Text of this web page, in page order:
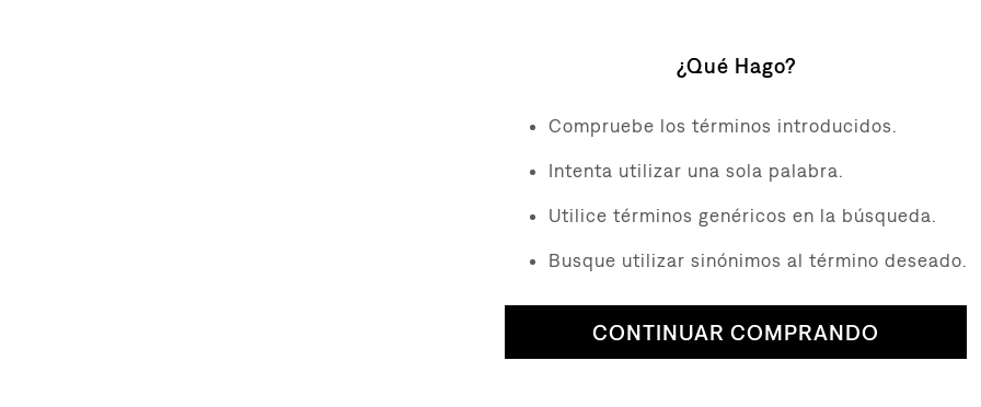
¿Qué Hago?
Compruebe los términos introducidos.
Intenta utilizar una sola palabra.
Utilice términos genéricos en la búsqueda.
Busque utilizar sinónimos al término deseado.
CONTINUAR COMPRANDO